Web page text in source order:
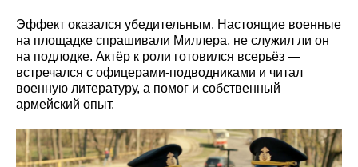
Эффект оказался убедительным. Настоящие военные
на площадке спрашивали Миллера, не служил ли он
на подлодке. Актёр к роли готовился всерьёз —
встречался с офицерами-подводниками и читал
военную литературу, а помог и собственный
армейский опыт.